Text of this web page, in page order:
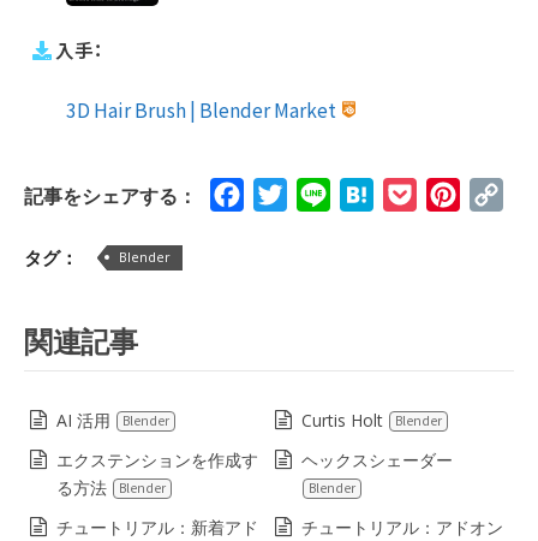
入手：
3D Hair Brush | Blender Market
記事をシェアする： FacebookTwitterLine HatenaPocket
タグ： Blender
関連記事
AI 活用 Blender Curtis Holt Blender
エクステンションを作成す
る方法
Blender
ヘックスシェーダー
Blender
チュートリアル：新着アド
チュートリアル：アドオン